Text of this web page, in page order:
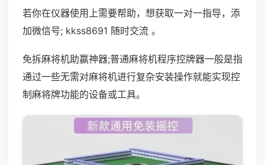
若你在仪器使用上需要帮助，想获取一对一指导，添
加微信号; kkss8691 随时交流 。
免拆麻将机助赢神器;普通麻将机程序控牌器一般是指
通过一些无需对麻将机进行复杂安装操作就能实现控
制麻将牌功能的设备或工具。